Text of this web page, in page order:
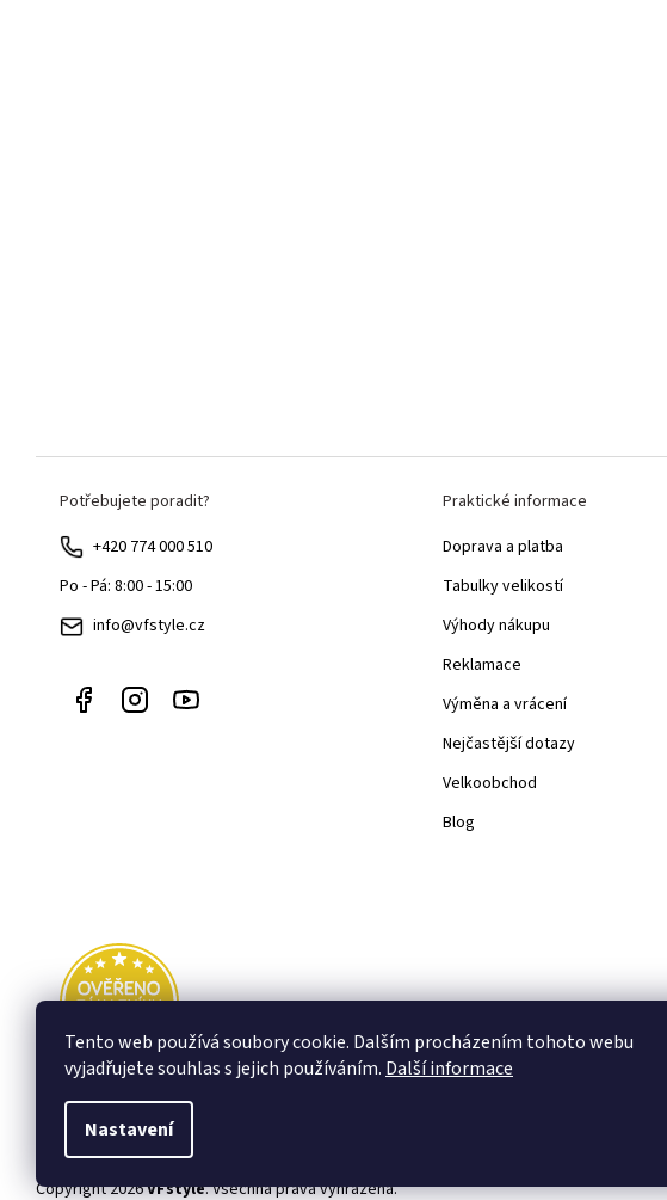
Tento web používá soubory cookie. Dalším procházením tohoto webu
vyjadřujete souhlas s jejich používáním. Další informace
Nastavení
Potřebujete poradit?
+420 774 000 510
Po - Pá: 8:00 - 15:00
info@vfstyle.cz
Praktické informace
Doprava a platba
Tabulky velikostí
Výhody nákupu
Reklamace
Výměna a vrácení
Nejčastější dotazy
Velkoobchod
Blog
Copyright 2026VFstyle. Všechna práva vyhrazena.